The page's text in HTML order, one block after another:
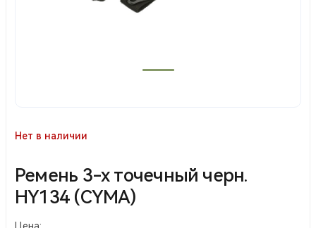
Нет в наличии
Ремень 3-х точечный черн.
HY134 (CYMA)
Цена: